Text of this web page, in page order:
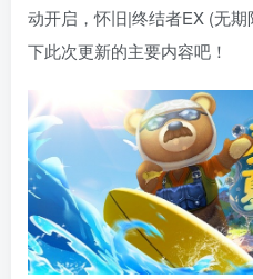
动开启，怀旧|终结者EX (无
下此次更新的主要内容吧！